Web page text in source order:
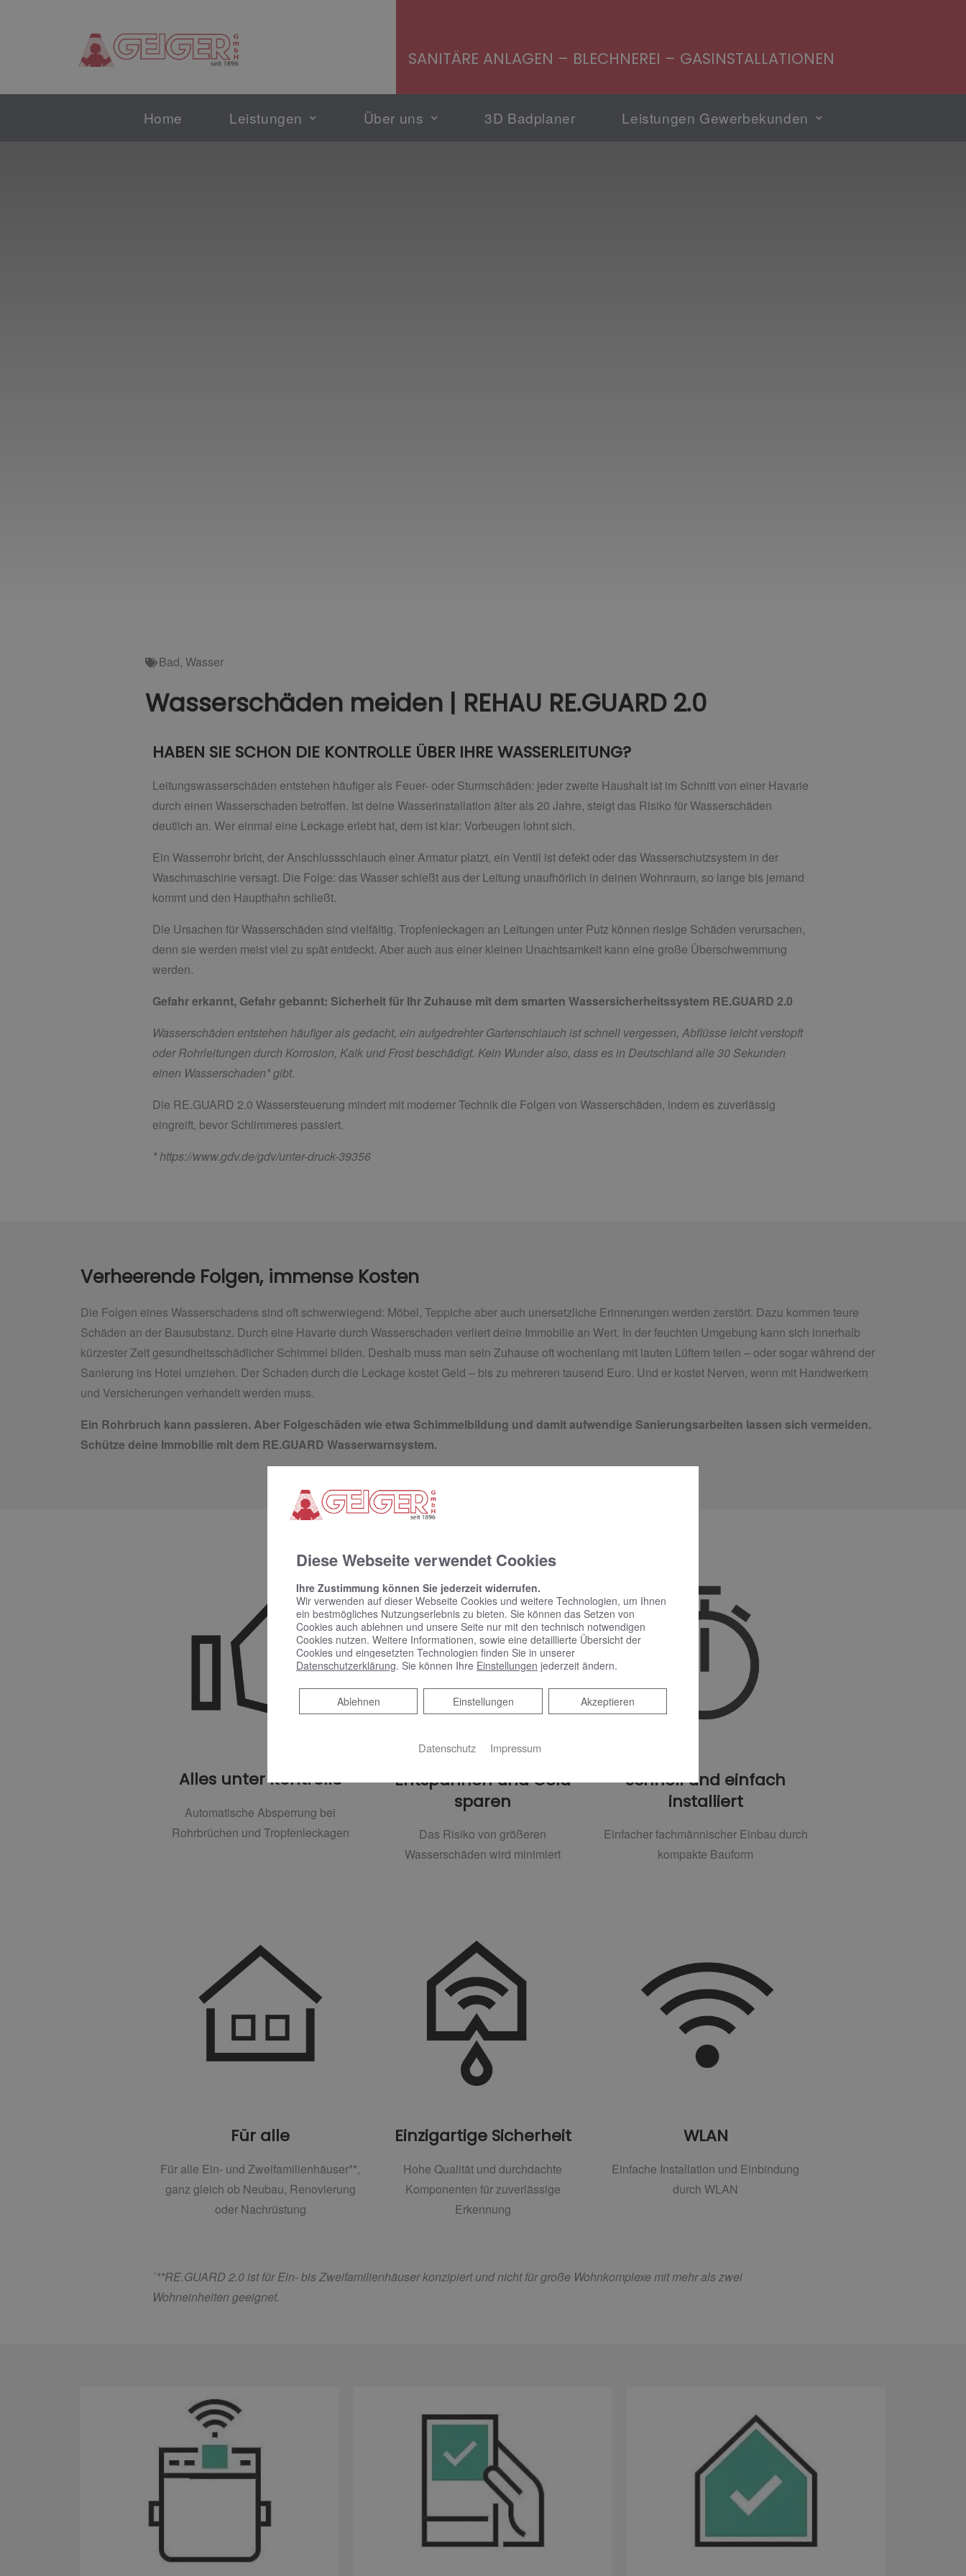
SANITÄRE ANLAGEN – BLECHNEREI – GASINSTALLATIONEN
Home Leistungen Über uns 3D Badplaner Leistungen Gewerbekunden
Bad, Wasser
Wasserschäden meiden | REHAU RE.GUARD 2.0
HABEN SIE SCHON DIE KONTROLLE ÜBER IHRE WASSERLEITUNG?
Leitungswasserschäden entstehen häufiger als Feuer- oder Sturmschäden: jeder zweite Haushalt ist im Schnitt von einer Havarie
durch einen Wasserschaden betroffen. Ist deine Wasserinstallation älter als 20 Jahre, steigt das Risiko für Wasserschäden
deutlich an. Wer einmal eine Leckage erlebt hat, dem ist klar: Vorbeugen lohnt sich.
Ein Wasserrohr bricht, der Anschlussschlauch einer Armatur platzt, ein Ventil ist defekt oder das Wasserschutzsystem in der
Waschmaschine versagt. Die Folge: das Wasser schießt aus der Leitung unaufhörlich in deinen Wohnraum, so lange bis jemand
kommt und den Haupthahn schließt.
Die Ursachen für Wasserschäden sind vielfältig. Tropfenleckagen an Leitungen unter Putz können riesige Schäden verursachen,
denn sie werden meist viel zu spät entdeckt. Aber auch aus einer kleinen Unachtsamkeit kann eine große Überschwemmung
werden.
Gefahr erkannt, Gefahr gebannt: Sicherheit für Ihr Zuhause mit dem smarten Wassersicherheitssystem RE.GUARD 2.0
Wasserschäden entstehen häufiger als gedacht, ein aufgedrehter Gartenschlauch ist schnell vergessen, Abflüsse leicht verstopft
oder Rohrleitungen durch Korrosion, Kalk und Frost beschädigt. Kein Wunder also, dass es in Deutschland alle 30 Sekunden
einen Wasserschaden* gibt.
Die RE.GUARD 2.0 Wassersteuerung mindert mit moderner Technik die Folgen von Wasserschäden, indem es zuverlässig
eingreift, bevor Schlimmeres passiert.
*https://www.gdv.de/gdv/unter-druck-39356
Verheerende Folgen, immense Kosten
Die Folgen eines Wasserschadens sind oft schwerwiegend: Möbel, Teppiche aber auch unersetzliche Erinnerungen werden zerstört. Dazu kommen teure
Schäden an der Bausubstanz. Durch eine Havarie durch Wasserschaden verliert deine Immobilie an Wert. In der feuchten Umgebung kann sich innerhalb
kürzester Zeit gesundheitsschädlicher Schimmel bilden. Deshalb muss man sein Zuhause oft wochenlang mit lauten Lüftern teilen – oder sogar während der
Sanierung ins Hotel umziehen. Der Schaden durch die Leckage kostet Geld – bis zu mehreren tausend Euro. Und er kostet Nerven, wenn mit Handwerkern
und Versicherungen verhandelt werden muss.
Ein Rohrbruch kann passieren. Aber Folgeschäden wie etwa Schimmelbildung und damit aufwendige Sanierungsarbeiten lassen sich vermeiden.
Schütze deine Immobilie mit dem RE.GUARD Wasserwarnsystem.
Alles unter Kontrolle
Automatische Absperrung bei
Rohrbrüchen und Tropfenleckagen
Entspannen und Geld
sparen
Das Risiko von größeren
Wasserschäden wird minimiert
Schnell und einfach
installiert
Einfacher fachmännischer Einbau durch
kompakte Bauform
Für alle
Für alle Ein- und Zweifamilienhäuser**,
ganz gleich ob Neubau, Renovierung
oder Nachrüstung
Einzigartige Sicherheit
Hohe Qualität und durchdachte
Komponenten für zuverlässige
Erkennung
WLAN
Einfache Installation und Einbindung
durch WLAN
´**RE.GUARD 2.0 ist für Ein- bis Zweifamilienhäuser konzipiert und nicht für große Wohnkomplexe mit mehr als zwei
Wohneinheiten geeignet.
Diese Webseite verwendet Cookies
Ihre Zustimmung können Sie jederzeit widerrufen.
Wir verwenden auf dieser Webseite Cookies und weitere Technologien, um Ihnen
ein bestmögliches Nutzungserlebnis zu bieten. Sie können das Setzen von
Cookies auch ablehnen und unsere Seite nur mit den technisch notwendigen
Cookies nutzen. Weitere Informationen, sowie eine detaillierte Übersicht der
Cookies und eingesetzten Technologien finden Sie in unserer
Datenschutzerklärung. Sie können Ihre Einstellungen jederzeit ändern.
Akzeptieren
Einstellungen
Ablehnen
Ablehnen
Datenschutz Impressum